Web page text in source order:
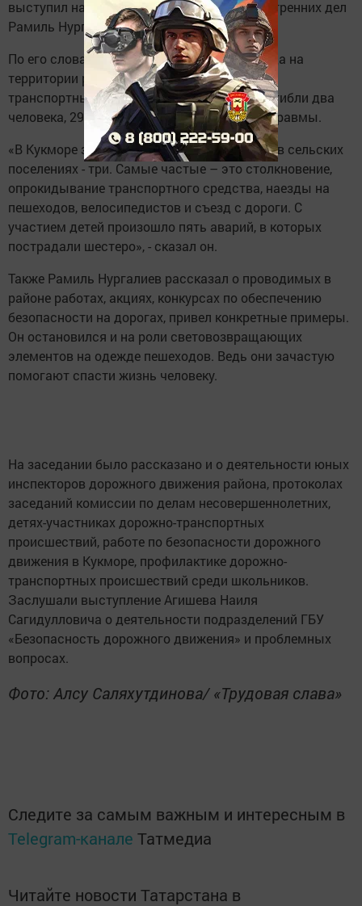
выступил начальник районного отдела внутренних дел
Рамиль Нургалиев.
По его словам, за десять месяцев этого года на
территории района произошло 23 дорожно-
транспортных происшествия, в которых погибли два
человека, 29 человек получили различные травмы.
«В Кукморе зарегистрировано пять аварий, в сельских
поселениях - три. Самые частые – это столкновение,
опрокидывание транспортного средства, наезды на
пешеходов, велосипедистов и съезд с дороги. С
участием детей произошло пять аварий, в которых
пострадали шестеро», - сказал он.
Также Рамиль Нургалиев рассказал о проводимых в
районе работах, акциях, конкурсах по обеспечению
безопасности на дорогах, привел конкретные примеры.
Он остановился и на роли световозвращающих
элементов на одежде пешеходов. Ведь они зачастую
помогают спасти жизнь человеку.
На заседании было рассказано и о деятельности юных
инспекторов дорожного движения района, протоколах
заседаний комиссии по делам несовершеннолетних,
детях-участниках дорожно-транспортных
происшествий, работе по безопасности дорожного
движения в Кукморе, профилактике дорожно-
транспортных происшествий среди школьников.
Заслушали выступление Агишева Наиля
Сагидулловича о деятельности подразделений ГБУ
«Безопасность дорожного движения» и проблемных
вопросах.
Фото: Алсу Саляхутдинова/ «Трудовая слава»
Следите за самым важным и интересным в
Telegram-канале Татмедиа
Читайте новости Татарстана в